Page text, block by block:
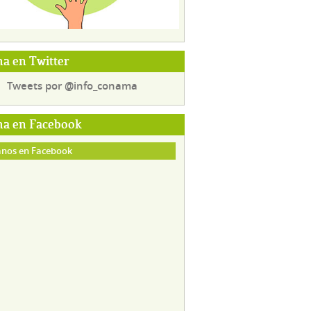
en Twitter
Tweets por @info_conama
en Facebook
en Facebook